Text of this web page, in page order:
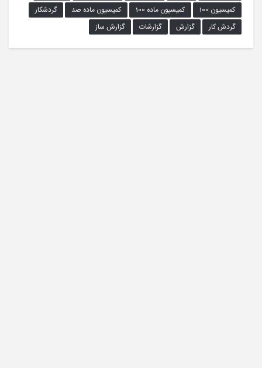
کمیسیون 100
کمیسیون ماده 100 کمیسیون ماده صد
گردشکار
گردش کار
گزارش گزارشات گزارش ساز